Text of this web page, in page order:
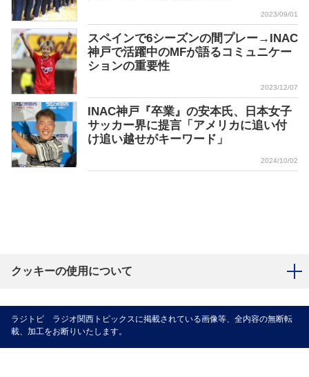
2023/09/01
スペインで6シーズンの間プレー→INAC
神戸で活躍中のMFが語るコミュニケー
ションの重要性
2023/12/07
INAC神戸『卒業』の安本氏、日本女子
サッカー界に提言「アメリカに追い付
け追い越せがキーワード」
2024/10/02
クッキーの使用について
ラジトピ ラジオ関西トピックスに掲載されている画像等、全内容の無断転
載、加工をお断りいたします。